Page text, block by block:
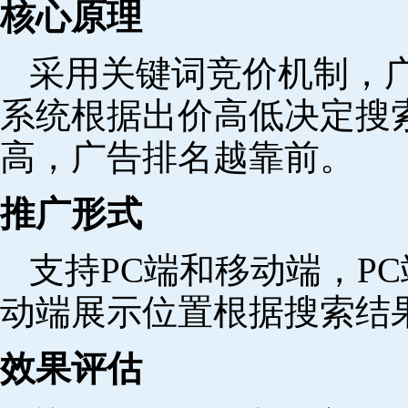
核心原理
采用关键词竞价机制，
系统根据出价高低决定
高，广告排名越靠前。
推广形式
支持PC端和移动端，
动端展示位置根据搜索结
效果评估